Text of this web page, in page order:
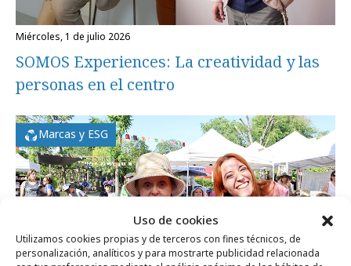
Uso de cookies
Utilizamos cookies propias y de terceros con fines técnicos, de
personalización, analíticos y para mostrarte publicidad relacionada
miércoles, 1 de julio 2026
SOMOS Experiences: La creatividad y las
personas en el centro
Marcas y ESG